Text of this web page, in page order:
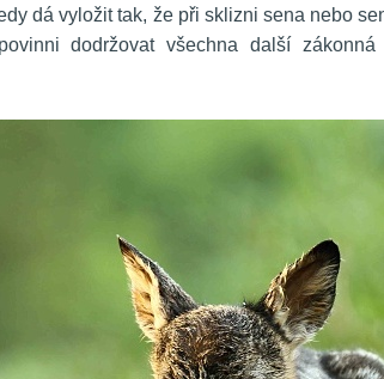
dá vyložit tak, že při sklizni sena nebo
dodržovat všechna další